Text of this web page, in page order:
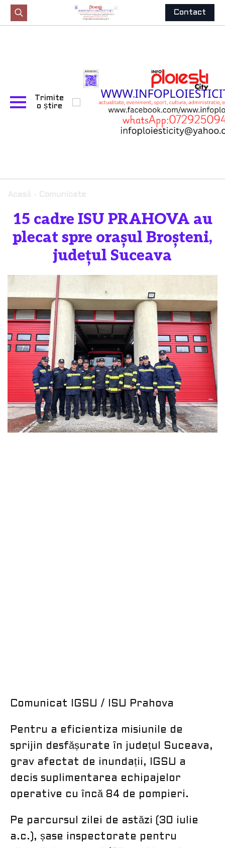
Search
Contact
Trimite
o știre
-
15 cadre ISU PRAHOVA au
plecat spre orașul Broșteni,
județul Suceava
Comunicat IGSU / ISU Prahova
Pentru a eficientiza misiunile de
sprijin desfășurate în județul Suceava,
grav afectat de inundații, IGSU a
decis suplimentarea echipajelor
operative cu încă 84 de pompieri.
Pe parcursul zilei de astăzi (30 iulie
a.c.), șase inspectorate pentru